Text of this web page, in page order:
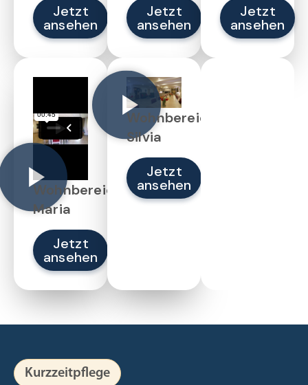
Jetzt
ansehen
Jetzt
ansehen
Jetzt
ansehen
Wohnbereich
Maria
Jetzt
ansehen
Wohnbereich
Silvia
Jetzt
ansehen
Kurzzeitpflege